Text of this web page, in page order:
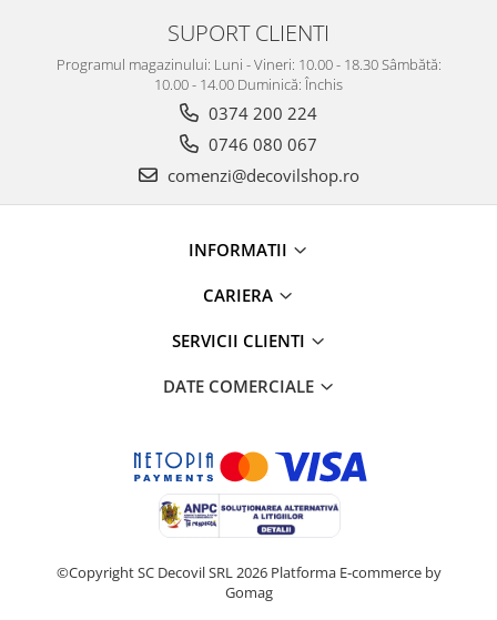
SUPORT CLIENTI
Programul magazinului: Luni - Vineri: 10.00 - 18.30 Sâmbătă:
10.00 - 14.00 Duminică: Închis
0374 200 224
0746 080 067
comenzi@decovilshop.ro
INFORMATII
CARIERA
SERVICII CLIENTI
DATE COMERCIALE
©Copyright SC Decovil SRL 2026 Platforma E-commerce by
Gomag